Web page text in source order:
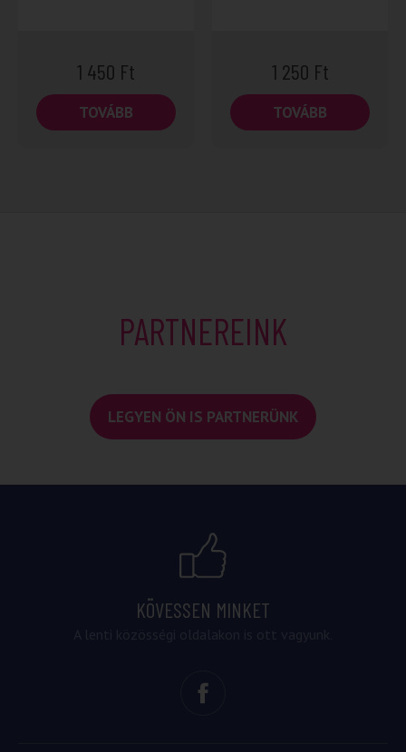
1 450 Ft
TOVÁBB
1 250 Ft
TOVÁBB
PARTNEREINK
LEGYEN ÖN IS PARTNERÜNK
KÖVESSEN MINKET